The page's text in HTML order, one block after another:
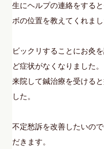
生にヘルプの連絡をする
ボの位置を教えてくれまし
ビックリすることにお灸
ど症状がなくなりました。
来院して鍼治療を受ける
した。
不定愁訴を改善したいの
だきます。